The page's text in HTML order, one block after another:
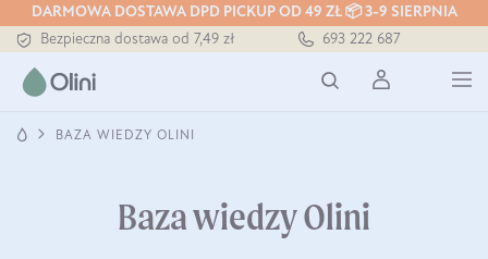
DARMOWA DOSTAWA DPD PICKUP OD 49 ZŁ 📦 3-9 SIERPNIA
Bezpieczna dostawa od 7,49 zł
Darmowa dostawa od 199 zł
693 222 687
BAZA WIEDZY OLINI
Baza wiedzy Olini